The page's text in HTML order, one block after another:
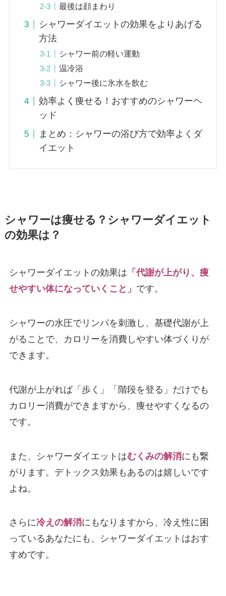
最後は顔まわり
シャワーダイエットの効果をよりあげる
方法
シャワー前の軽い運動
温冷浴
シャワー後に氷水を飲む
効率よく痩せる！おすすめのシャワーヘ
ッド
まとめ：シャワーの浴び方で効率よくダ
イエット
シャワーは痩せる？シャワーダイエット
の効果は？
シャワーダイエットの効果は 「代謝が上がり、痩
せやすい体になっていくこと」 です。
シャワーの水圧でリンパを刺激し、基礎代謝が上
がることで、カロリーを消費しやすい体づくりが
できます。
代謝が上がれば「歩く」「階段を登る」だけでも
カロリー消費ができますから、痩せやすくなるの
です。
また、シャワーダイエットはむくみの解消にも繋
がります。デトックス効果もあるのは嬉しいです
よね。
さらに冷えの解消にもなりますから、冷え性に困
っているあなたにも、シャワーダイエットはおす
すめです。